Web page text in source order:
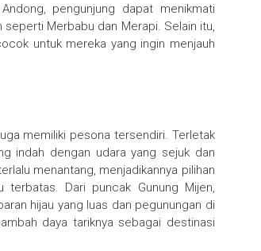
pengunjung dapat menikmati
Merbabu dan Merapi. Selain itu,
untuk mereka yang ingin menjauh
memiliki pesona tersendiri. Terletak
indah dengan udara yang sejuk dan
menantang, menjadikannya pilihan
Dari puncak Gunung Mijen,
hijau yang luas dan pegunungan di
daya tariknya sebagai destinasi